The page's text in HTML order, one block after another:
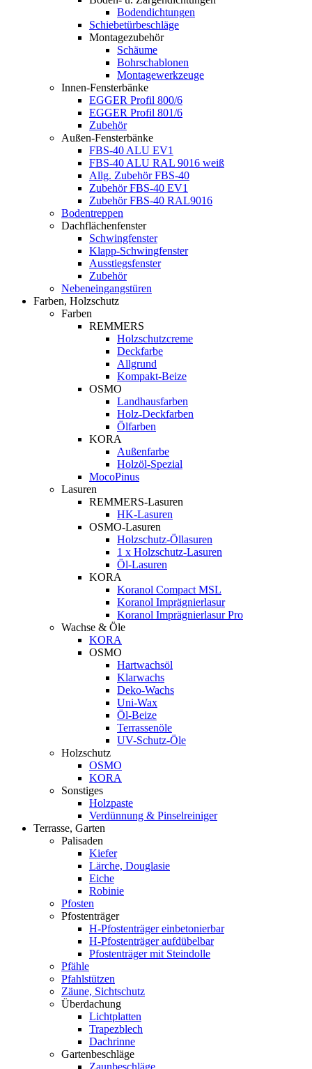
Bodendichtungen
Schiebetürbeschläge
Montagezubehör
Schäume
Bohrschablonen
Montagewerkzeuge
Innen-Fensterbänke
EGGER Profil 800/6
EGGER Profil 801/6
Zubehör
Außen-Fensterbänke
FBS-40 ALU EV1
FBS-40 ALU RAL 9016 weiß
Allg. Zubehör FBS-40
Zubehör FBS-40 EV1
Zubehör FBS-40 RAL9016
Bodentreppen
Dachflächenfenster
Schwingfenster
Klapp-Schwingfenster
Ausstiegsfenster
Zubehör
Nebeneingangstüren
Farben, Holzschutz
Farben
REMMERS
Holzschutzcreme
Deckfarbe
Allgrund
Kompakt-Beize
OSMO
Landhausfarben
Holz-Deckfarben
Ölfarben
KORA
Außenfarbe
Holzöl-Spezial
MocoPinus
Lasuren
REMMERS-Lasuren
HK-Lasuren
OSMO-Lasuren
Holzschutz-Öllasuren
1 x Holzschutz-Lasuren
Öl-Lasuren
KORA
Koranol Compact MSL
Koranol Imprägnierlasur
Koranol Imprägnierlasur Pro
Wachse & Öle
KORA
OSMO
Hartwachsöl
Klarwachs
Deko-Wachs
Uni-Wax
Öl-Beize
Terrassenöle
UV-Schutz-Öle
Holzschutz
OSMO
KORA
Sonstiges
Holzpaste
Verdünnung & Pinselreiniger
Terrasse, Garten
Palisaden
Kiefer
Lärche, Douglasie
Eiche
Robinie
Pfosten
Pfostenträger
H-Pfostenträger einbetonierbar
H-Pfostenträger aufdübelbar
Pfostenträger mit Steindolle
Pfähle
Pfahlstützen
Zäune, Sichtschutz
Überdachung
Lichtplatten
Trapezblech
Dachrinne
Gartenbeschläge
Zaunbeschläge